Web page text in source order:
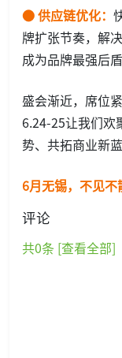
● 供应链优化：
牌扩张节奏，解
成为品牌最强后盾
盛会渐近，席位
6.24-25让我们欢
势、共拓商业新
6月无锡，不见不
评论
共0条 [查看全部]